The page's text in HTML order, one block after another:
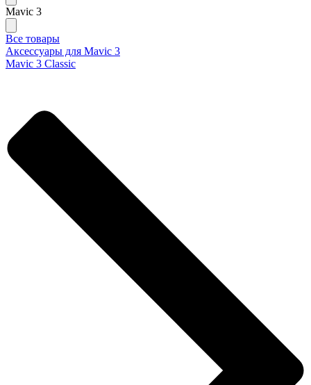
Mavic 3
Все товары
Аксессуары для Mavic 3
Mavic 3 Classic